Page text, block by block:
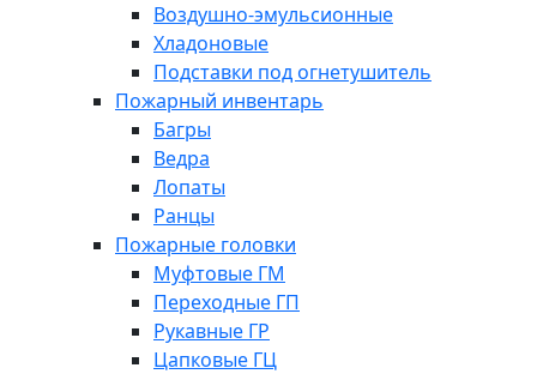
Воздушно-эмульсионные
Хладоновые
Подставки под огнетушитель
Пожарный инвентарь
Багры
Ведра
Лопаты
Ранцы
Пожарные головки
Муфтовые ГМ
Переходные ГП
Рукавные ГР
Цапковые ГЦ